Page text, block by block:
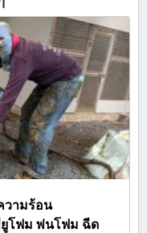
ามร้อน
โฟม พ่นโฟม ฉีด